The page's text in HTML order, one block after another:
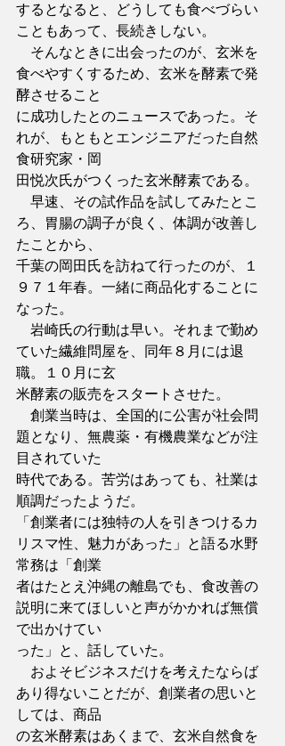
するとなると、どうしても食べづらい
こともあって、長続きしない。
そんなときに出会ったのが、玄米を
食べやすくするため、玄米を酵素で発
酵させること
に成功したとのニュースであった。そ
れが、もともとエンジニアだった自然
食研究家・岡
田悦次氏がつくった玄米酵素である。
早速、その試作品を試してみたとこ
ろ、胃腸の調子が良く、体調が改善し
たことから、
千葉の岡田氏を訪ねて行ったのが、１
９７１年春。一緒に商品化することに
なった。
岩崎氏の行動は早い。それまで勤め
ていた繊維問屋を、同年８月には退
職。１０月に玄
米酵素の販売をスタートさせた。
創業当時は、全国的に公害が社会問
題となり、無農薬・有機農業などが注
目されていた
時代である。苦労はあっても、社業は
順調だったようだ。
「創業者には独特の人を引きつけるカ
リスマ性、魅力があった」と語る水野
常務は「創業
者はたとえ沖縄の離島でも、食改善の
説明に来てほしいと声がかかれば無償
で出かけてい
った」と、話していた。
およそビジネスだけを考えたならば
あり得ないことだが、創業者の思いと
しては、商品
の玄米酵素はあくまで、玄米自然食を